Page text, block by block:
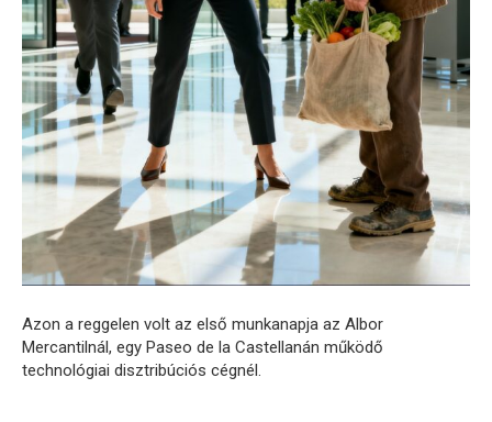
Azon a reggelen volt az első munkanapja az Albor
Mercantilnál, egy Paseo de la Castellanán működő
technológiai disztribúciós cégnél.